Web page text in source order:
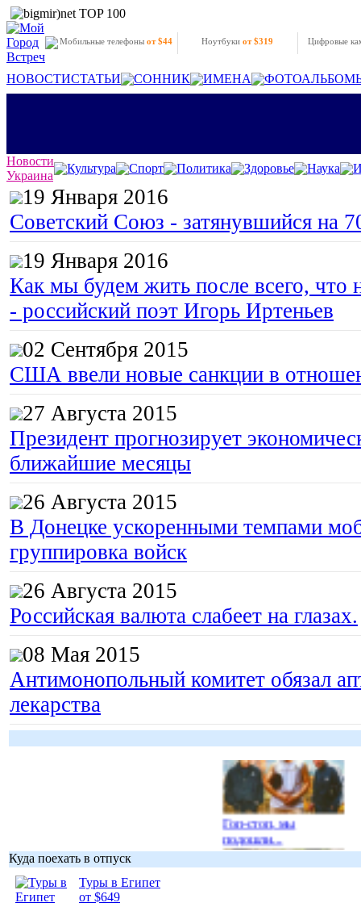
Мобильные телефоны от $44 Ноутбукиот $319 Цифровые
НОВОСТИСТАТЬИ СОННИК ИМЕНА
Новости
Украина
Культура Спорт Политика Здоровье Наука
19 Января 2016
Советский Союз - затянувшийся на
19 Января 2016
Как мы будем жить после всего, что
- российский поэт Игорь Иртеньев
02 Сентября 2015
США ввели новые санкции в
27 Августа 2015
Президент прогнозирует
ближайшие месяцы
26 Августа 2015
В Донецке ускоренными темпами
группировка войск
26 Августа 2015
Российская валюта слабеет на глазах.
08 Мая 2015
Антимонопольный комитет обязал
лекарства
Гоп-стоп, мы
подошли...
Куда поехать в отпуск
Туры в Египет
от $649